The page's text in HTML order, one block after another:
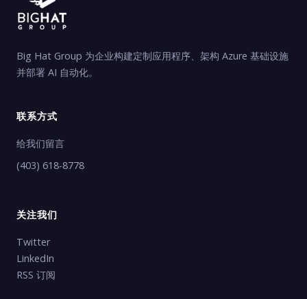
Big Hat Group 为企业构建定制应用程序、架构 Azure 基础设施
并部署 AI 自动化。
联系方式
给我们留言
(403) 618-8778
关注我们
Twitter
LinkedIn
RSS 订阅